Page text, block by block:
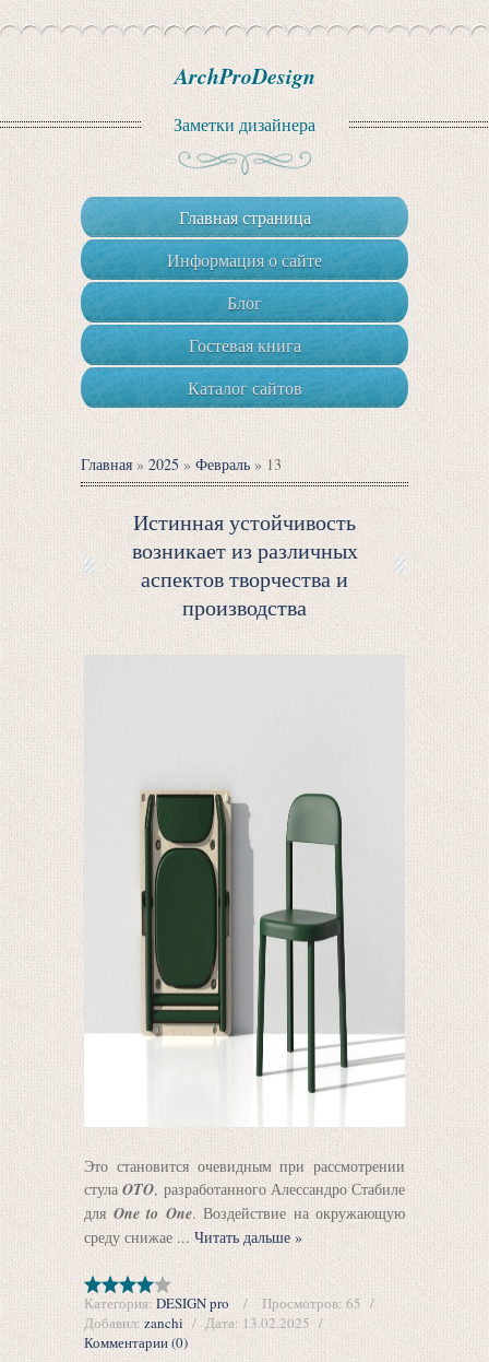
ArchProDesign
Заметки дизайнера
Главная страница
Информация о сайте
Блог
Гостевая книга
Каталог сайтов
Главная»2025 » Февраль » 13
Истинная устойчивость
возникает из различных
аспектов творчества и
производства
Это становится очевидным при рассмотрении
стулаOTO, разработанного Алессандро Стабиле
для One to One. Воздействие на окружающую
среду снижае ... Читать дальше »
Категория: DESIGN pro Просмотров: 65
Добавил: zanchi Дата: 13.02.2025
Комментарии (0)